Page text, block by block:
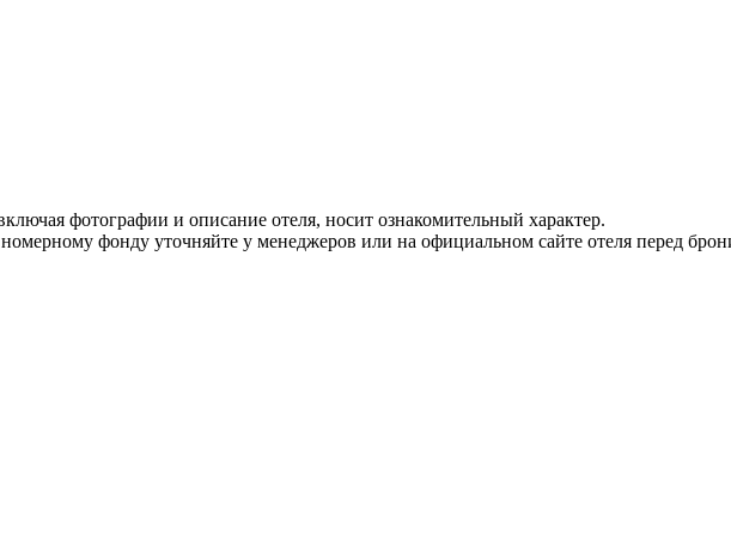
фотографии и описание отеля, носит ознакомительный характер.
фонду уточняйте у менеджеров или на официальном сайте отеля перед